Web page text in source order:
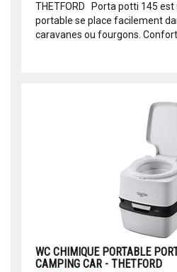
THETFORD Porta potti 145 est
portable se place facilement
caravanes ou fourgons. Confort
WC CHIMIQUE PORTABLE
CAMPING CAR - THETFORD